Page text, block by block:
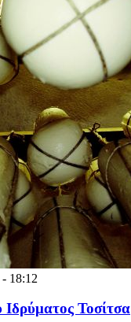
18:12
Ιδρύματος Τοσίτσα